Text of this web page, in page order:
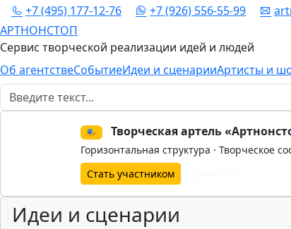
+7 (495) 177-12-76 +7 (926) 556-55-99
АРТНОНСТОП
Сервис творческой реализации идей и людей
Об агентствеСобытиеИдеи и сценарииАртисты и
Поиск
🎭 Творческая артель
Горизонтальная структура · Творческое
Стать участником
Идеи и сценарии